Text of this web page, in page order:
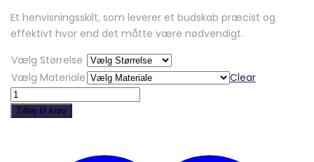
Et henvisningsskilt, som leverer et budskab præcist og
effektivt hvor end det måtte være nødvendigt.
Vælg Størrelse
Vælg Materiale
Clear
Nødtelefon
Tilføj til kurv